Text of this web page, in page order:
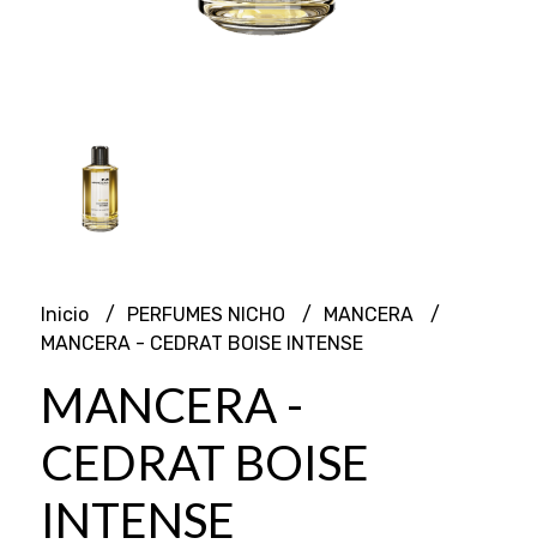
Inicio PERFUMES NICHO
MANCERA
MANCERA - CEDRAT BOISE INTENSE
MANCERA -
CEDRAT BOISE
INTENSE